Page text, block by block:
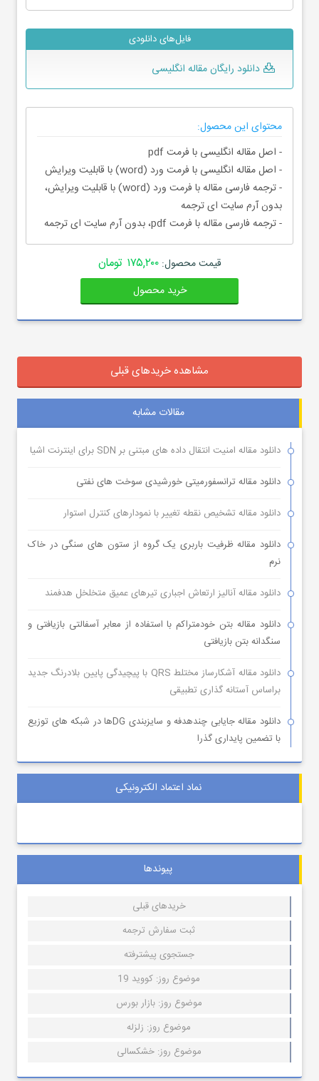
فایل‌های دانلودی
دانلود رایگان مقاله انگلیسی
محتوای این محصول:
- اصل مقاله انگلیسی با فرمت pdf
- اصل مقاله انگلیسی با فرمت ورد (word) با قابلیت ویرایش
- ترجمه فارسی مقاله با فرمت ورد (word) با قابلیت ویرایش،
بدون آرم سایت ای ترجمه
- ترجمه فارسی مقاله با فرمت pdf، بدون آرم سایت ای ترجمه
قیمت محصول:۱۷۵,۲۰۰ تومان
خرید محصول
مشاهده خریدهای قبلی
مقالات مشابه
دانلود مقاله امنیت انتقال داده های مبتنی بر SDN برای اینترنت اشیا
دانلود مقاله ترانسفورمیتی خورشیدی سوخت های نفتی
دانلود مقاله تشخیص نقطه تغییر با نمودارهای کنترل استوار
دانلود مقاله ظرفیت باربری یک گروه از ستون های سنگی در خاک
نرم
دانلود مقاله آنالیز ارتعاش اجباری تیرهای عمیق متخلخل هدفمند
دانلود مقاله بتن خودمتراکم با استفاده از معابر آسفالتی بازیافتی و
سنگدانه بتن بازیافتی
دانلود مقاله آشکارساز مختلط QRS با پیچیدگی پایین بلادرنگ جدید
براساس آستانه گذاری تطبیقی
دانلود مقاله جایابی چندهدفه و سایزبندی DGها در شبکه های توزیع
با تضمین پایداری گذرا
نماد اعتماد الکترونیکی
پیوندها
خریدهای قبلی
ثبت سفارش ترجمه
جستجوی پیشترفته
موضوع روز: کووید 19
موضوع روز: بازار بورس
موضوع روز: زلزله
موضوع روز: خشکسالی